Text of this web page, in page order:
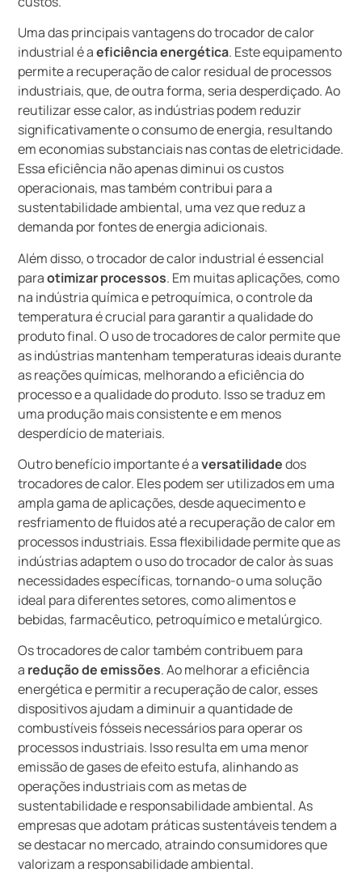
Uma das principais vantagens do trocador de calor
industrial é aeficiência energética. Este equipamento
permite a recuperação de calor residual de processos
industriais, que, de outra forma, seria desperdiçado. Ao
reutilizar esse calor, as indústrias podem reduzir
significativamente o consumo de energia, resultando
em economias substanciais nas contas de eletricidade.
Essa eficiência não apenas diminui os custos
operacionais, mas também contribui para a
sustentabilidade ambiental, uma vez que reduz a
demanda por fontes de energia adicionais.
Além disso, o trocador de calor industrial é essencial
paraotimizar processos. Em muitas aplicações, como
na indústria química e petroquímica, o controle da
temperatura é crucial para garantir a qualidade do
produto final. O uso de trocadores de calor permite que
as indústrias mantenham temperaturas ideais durante
as reações químicas, melhorando a eficiência do
processo e a qualidade do produto. Isso se traduz em
uma produção mais consistente e em menos
desperdício de materiais.
Outro benefício importante é aversatilidadedos
trocadores de calor. Eles podem ser utilizados em uma
ampla gama de aplicações, desde aquecimento e
resfriamento de fluidos até a recuperação de calor em
processos industriais. Essa flexibilidade permite que as
indústrias adaptem o uso do trocador de calor às suas
necessidades específicas, tornando-o uma solução
ideal para diferentes setores, como alimentos e
bebidas, farmacêutico, petroquímico e metalúrgico.
Os trocadores de calor também contribuem para
a redução de emissões. Ao melhorar a eficiência
energética e permitir a recuperação de calor, esses
dispositivos ajudam a diminuir a quantidade de
combustíveis fósseis necessários para operar os
processos industriais. Isso resulta em uma menor
emissão de gases de efeito estufa, alinhando as
operações industriais com as metas de
sustentabilidade e responsabilidade ambiental. As
empresas que adotam práticas sustentáveis tendem a
se destacar no mercado, atraindo consumidores que
valorizam a responsabilidade ambiental.